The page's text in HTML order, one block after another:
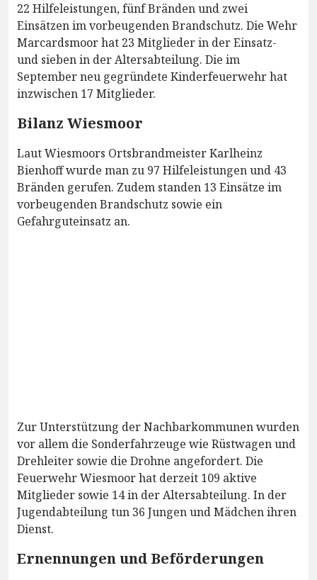
22 Hilfeleistungen, fünf Bränden und zwei
Einsätzen im vorbeugenden Brandschutz. Die Wehr
Marcardsmoor hat 23 Mitglieder in der Einsatz-
und sieben in der Altersabteilung. Die im
September neu gegründete Kinderfeuerwehr hat
inzwischen 17 Mitglieder.
Bilanz Wiesmoor
Laut Wiesmoors Ortsbrandmeister Karlheinz
Bienhoff wurde man zu 97 Hilfeleistungen und 43
Bränden gerufen. Zudem standen 13 Einsätze im
vorbeugenden Brandschutz sowie ein
Gefahrguteinsatz an.
Zur Unterstützung der Nachbarkommunen wurden
vor allem die Sonderfahrzeuge wie Rüstwagen und
Drehleiter sowie die Drohne angefordert. Die
Feuerwehr Wiesmoor hat derzeit 109 aktive
Mitglieder sowie 14 in der Altersabteilung. In der
Jugendabteilung tun 36 Jungen und Mädchen ihren
Dienst.
Ernennungen und Beförderungen